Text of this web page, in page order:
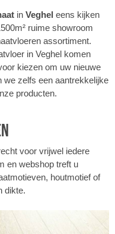
in Veghel eens kijken
ruime showroom
assortiment.
in Veghel komen
kiezen om uw nieuwe
we zelfs een aantrekkelijke
producten.
voor vrijwel iedere
en webshop treft u
houtmotief of
dikte.